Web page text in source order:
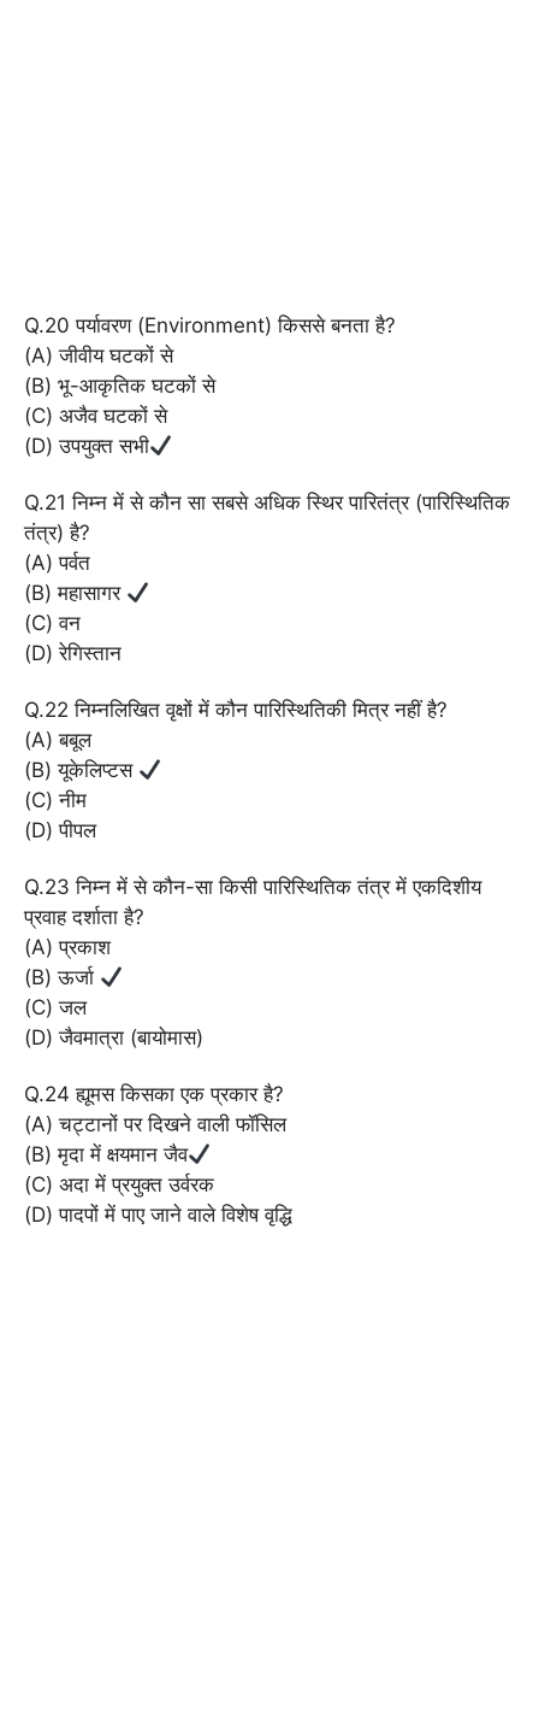
Q.20 पर्यावरण (Environment) किससे बनता है?
(A) जीवीय घटकों से
(B) भू-आकृतिक घटकों से
(C) अजैव घटकों से
(D) उपयुक्त सभी
Q.21 निम्न में से कौन सा सबसे अधिक स्थिर पारितंत्र (पारिस्थितिक
तंत्र) है?
(A) पर्वत
(B) महासागर
(C) वन
(D) रेगिस्तान
Q.22 निम्नलिखित वृक्षों में कौन पारिस्थितिकी मित्र नहीं है?
(A) बबूल
(B) यूकेलिप्टस
(C) नीम
(D) पीपल
Q.23 निम्न में से कौन-सा किसी पारिस्थितिक तंत्र में एकदिशीय
प्रवाह दर्शाता है?
(A) प्रकाश
(B) ऊर्जा
(C) जल
(D) जैवमात्रा (बायोमास)
Q.24 ह्यूमस किसका एक प्रकार है?
(A) चट्टानों पर दिखने वाली फॉसिल
(B) मृदा में क्षयमान जैव
(C) अदा में प्रयुक्त उर्वरक
(D) पादपों में पाए जाने वाले विशेष वृद्धि